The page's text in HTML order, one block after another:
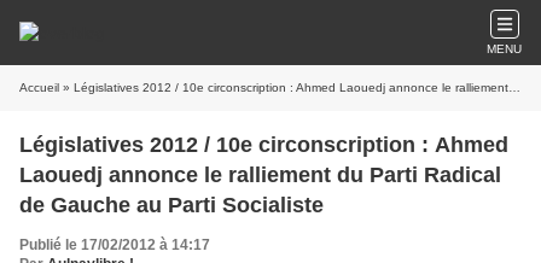
MENU
Accueil » Législatives 2012 / 10e circonscription : Ahmed Laouedj annonce le ralliement du Parti Radical de Gauche au Parti Socialiste
Législatives 2012 / 10e circonscription : Ahmed
Laouedj annonce le ralliement du Parti Radical
de Gauche au Parti Socialiste
Publié le 17/02/2012 à 14:17